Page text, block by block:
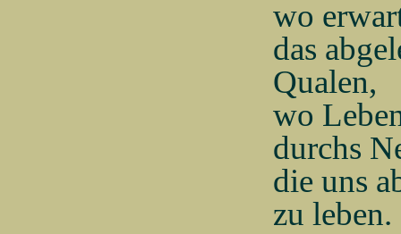
wo
das
Qualen,
wo
durchs
die uns
zu leben.